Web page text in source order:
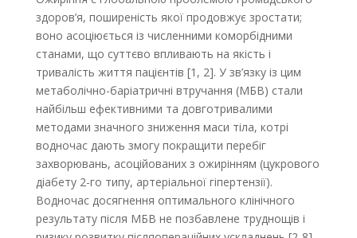
здоров’я, поширеність якої продовжує зростати;
воно асоціюється із численними коморбідними
станами, що суттєво впливають на якість і
тривалість життя пацієнтів [1, 2]. У зв’язку із цим
метаболічно-баріатричні втручання (МБВ) стали
найбільш ефективними та довготривалими
методами значного зниження маси тіла, котрі
водночас дають змогу покращити перебіг
захворювань, асоційованих з ожирінням (цукрового
діабету 2-го типу, артеріальної гіпертензії).
Водночас досягнення оптимального клінічного
результату після МБВ не позбавлене труднощів і